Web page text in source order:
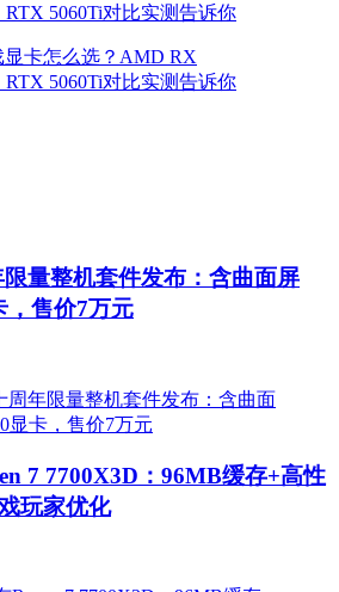
量整机套件发布：含曲面屏
，售价7万元
7 7700X3D：96MB缓存+高性
玩家优化